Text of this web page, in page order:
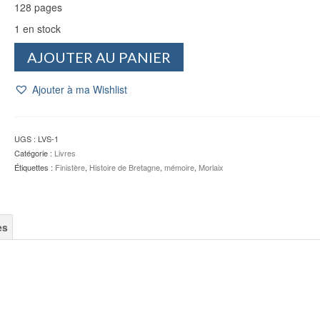
128 pages
1 en stock
Baie
mémoire
en
images
AJOUTER AU PANIER
Ajouter à ma Wishlist
UGS : LVS-1
Catégorie : Livres
Étiquettes : Finistère, Histoire de Bretagne, mémoire, Morlaix